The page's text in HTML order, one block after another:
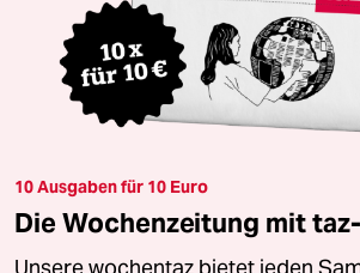
10 Ausgaben für 10 Euro
Die Wochenzeitung mit